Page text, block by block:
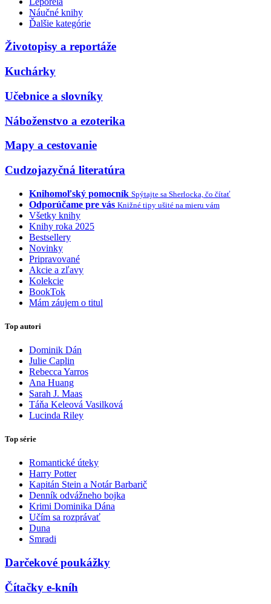
Náučné knihy
Ďalšie kategórie
Životopisy a reportáže
Kuchárky
Učebnice a slovníky
Náboženstvo a ezoterika
Mapy a cestovanie
Cudzojazyčná literatúra
Knihomoľský pomocník Spýtajte sa Sherlocka, čo čítať
Odporúčame pre vás Knižné tipy ušité na mieru vám
Všetky knihy
Knihy roka 2025
Bestsellery
Novinky
Pripravované
Akcie a zľavy
Kolekcie
BookTok
Mám záujem o titul
Top autori
Dominik Dán
Julie Caplin
Rebecca Yarros
Ana Huang
Sarah J. Maas
Táňa Keleová Vasilková
Lucinda Riley
Top série
Romantické úteky
Harry Potter
Kapitán Stein a Notár Barbarič
Denník odvážneho bojka
Krimi Dominika Dána
Učím sa rozprávať
Duna
Smradi
Darčekové poukážky
Čítačky e-kníh